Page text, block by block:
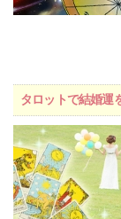
タロットで結婚運